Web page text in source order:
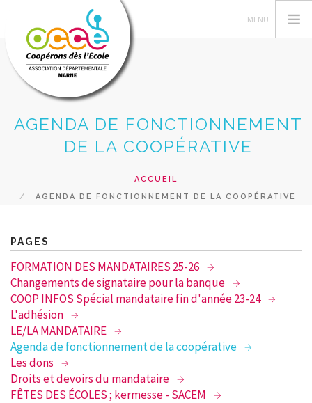
VOTRE AD51
PEDAGOGIE COOPERATIVE
RECHERCHER
CONTACT
AGENDA DE FONCTIONNEMENT
DE LA COOPÉRATIVE
ACCUEIL
AGENDA DE FONCTIONNEMENT DE LA COOPÉRATIVE
PAGES
FORMATION DES MANDATAIRES 25-26
Changements de signataire pour la banque
COOP INFOS Spécial mandataire fin d'année 23-24
L'adhésion
LE/LA MANDATAIRE
Agenda de fonctionnement de la coopérative
Les dons
Droits et devoirs du mandataire
FÊTES DES ÉCOLES ; kermesse - SACEM